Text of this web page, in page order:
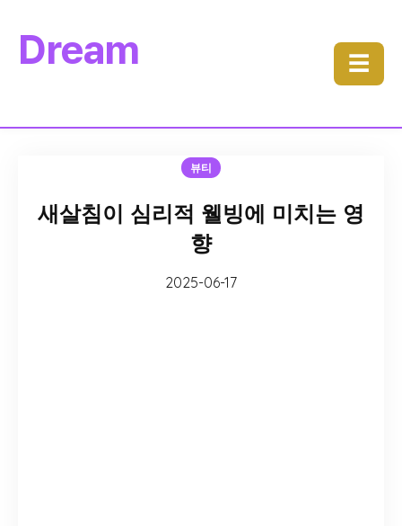
Dream ☰
뷰티
새살침이 심리적 웰빙에 미치는 영
향
2025-06-17